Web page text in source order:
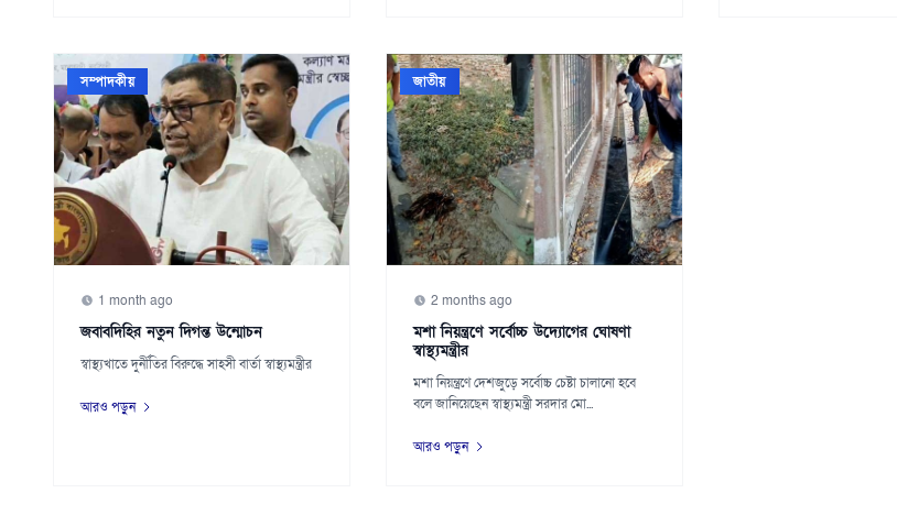
সম্পাদকীয়
1 month ago
জবাবদিহির নতুন দিগন্ত উন্মোচন
স্বাস্থ্যখাতে দুর্নীতির বিরুদ্ধে সাহসী বার্তা স্বাস্থ্যমন্ত্রীর
আরও পড়ুন
জাতীয়
2 months ago
মশা নিয়ন্ত্রণে সর্বোচ্চ উদ্যোগের ঘোষণা
স্বাস্থ্যমন্ত্রীর
মশা নিয়ন্ত্রণে দেশজুড়ে সর্বোচ্চ চেষ্টা চালানো হবে
বলে জানিয়েছেন স্বাস্থ্যমন্ত্রী সরদার মো...
আরও পড়ুন